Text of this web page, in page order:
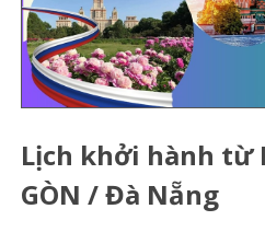
Lịch khởi hành từ
GÒN / Đà Nẵng